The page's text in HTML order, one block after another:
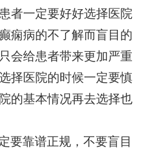
者一定要好好选择医院
痫病的不了解而盲目的
会给患者带来更加严重
择医院的时候一定要慎
的基本情况再去选择也
要靠谱正规，不要盲目